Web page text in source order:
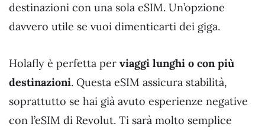
destinazioni con una sola eSIM. Un’opzione
davvero utile se vuoi dimenticarti dei giga.
Holafly è perfetta per viaggi lunghi o con più
destinazioni. Questa eSIM assicura stabilità,
soprattutto se hai già avuto esperienze negative
con l’eSIM di Revolut. Ti sarà molto semplice